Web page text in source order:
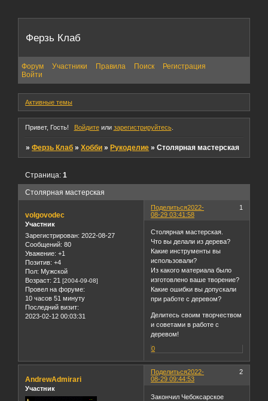
Ферзь Клаб
Форум Участники Правила Поиск
Регистрация
Войти
Активные темы
Привет, Гость! Войдитеили зарегистрируйтесь.
»Ферзь Клаб »Хобби »Рукоделие »Столярная мастерская
Столярная мастерская
Страница:1
Поделиться 1
2022-
08-29 03:41:58
volgovodec
Участник
Зарегистрирован: 2022-08-27
Сообщений: 80
Уважение: +1
Позитив: +4
Пол: Мужской
Возраст: 21 [2004-09-08]
Провел на форуме:
10 часов 51 минуту
Последний визит:
2023-02-12 00:03:31
Столярная мастерская.
Что вы делали из дерева?
Какие инструменты вы
использовали?
Из какого материала было
изготовлено ваше творение?
Какие ошибки вы допускали
при работе с деревом?
Делитесь своим творчеством
и советами в работе с
деревом!
0
Поделиться 2
2022-
08-29 09:44:53
AndrewAdmirari
Участник
Закончил Чебоксарское